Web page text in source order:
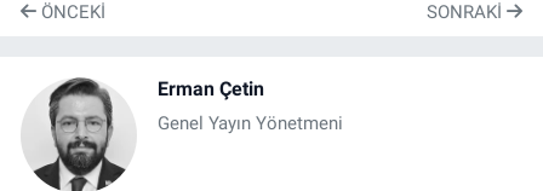
ÖNCEKI SONRAKI
Erman Çetin
Genel Yayın Yönetmeni